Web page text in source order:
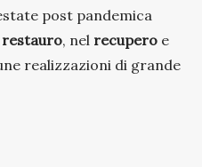
post pandemica
restauro, nel recupero e
realizzazioni di grande